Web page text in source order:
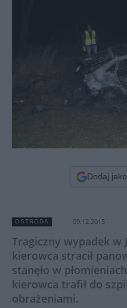
Dodaj
OSTRÓDA 09.12.2015
Tragiczny wypadek w
kierowca stracił
stanęło w
kierowca trafił do
obrażeniami.